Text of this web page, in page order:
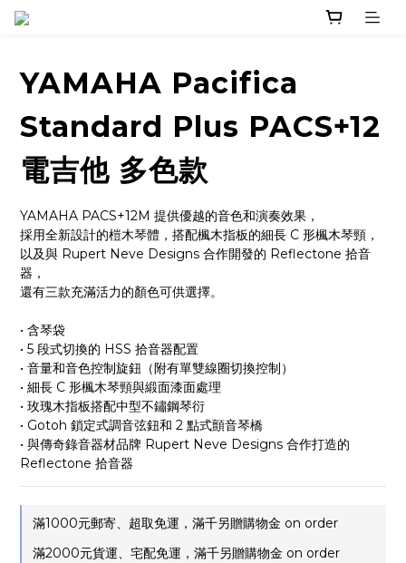
YAMAHA Pacifica
Standard Plus PACS+12
電吉他 多色款
YAMAHA PACS+12M 提供優越的音色和演奏效果，
採用全新設計的榿木琴體，搭配楓木指板的細長 C 形楓木琴頸，
以及與 Rupert Neve Designs 合作開發的 Reflectone 拾音
器，
還有三款充滿活力的顏色可供選擇。
• 含琴袋
• 5 段式切換的 HSS 拾音器配置
• 音量和音色控制旋鈕（附有單雙線圈切換控制）
• 細長 C 形楓木琴頸與緞面漆面處理
• 玫瑰木指板搭配中型不鏽鋼琴衍
• Gotoh 鎖定式調音弦鈕和 2 點式顫音琴橋
• 與傳奇錄音器材品牌 Rupert Neve Designs 合作打造的
Reflectone 拾音器
滿1000元郵寄、超取免運，滿千另贈購物金 on order
滿2000元貨運、宅配免運，滿千另贈購物金 on order